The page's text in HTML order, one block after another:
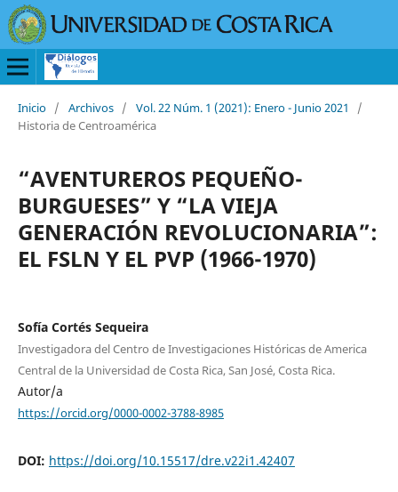
Inicio / Archivos / Vol. 22 Núm. 1 (2021): Enero - Junio 2021
/
Historia de Centroamérica
“AVENTUREROS PEQUEÑO-
BURGUESES” Y “LA VIEJA
GENERACIÓN REVOLUCIONARIA”:
EL FSLN Y EL PVP (1966-1970)
Sofía Cortés Sequeira
Investigadora del Centro de Investigaciones Históricas de America
Central de la Universidad de Costa Rica, San José, Costa Rica.
Autor/a
https://orcid.org/0000-0002-3788-8985
DOI: https://doi.org/10.15517/dre.v22i1.42407